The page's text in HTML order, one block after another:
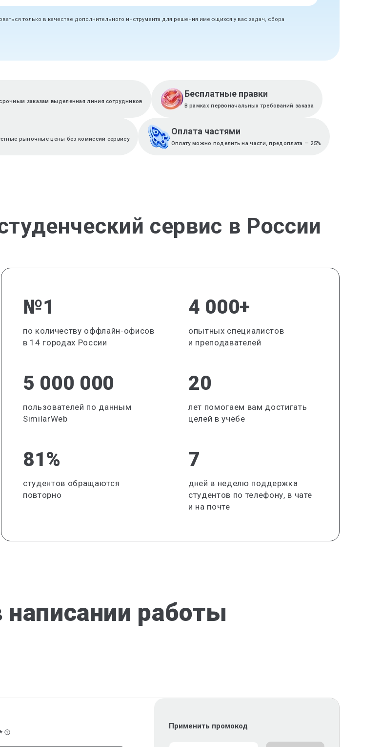
только в качестве дополнительного инструмента для решения имеющихся у вас задач, сбора
заказам выделенная линия сотрудников
Бесплатные правки
В рамках первоначальных требований заказа
рыночные цены без комиссий сервису
Оплата частями
Оплату можно поделить на части, предоплата — 25%
сервис в России
№1
по количеству оффлайн-офисов
в 14 городах России
4 000+
опытных специалистов
и преподавателей
5 000 000
пользователей по данным
SimilarWeb
20
лет помогаем вам достигать
целей в учёбе
81%
студентов обращаются
повторно
7
дней в неделю поддержка
студентов по телефону, в чате
и на почте
работы
Применить промокод